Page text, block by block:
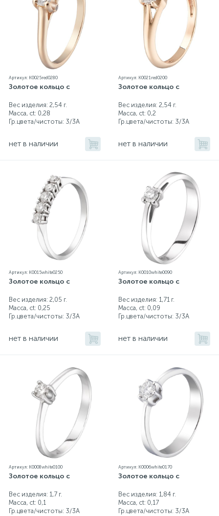
Артикул: K0025red0280
Золотое кольцо с
Вес изделия: 2,54 г.
Масса, ct: 0,28
Гр.цвета/чистоты: 3/3А
нет в наличии
Артикул: K0021red0200
Золотое кольцо с
Вес изделия: 2,54 г.
Масса, ct: 0,2
Гр.цвета/чистоты: 3/3А
нет в наличии
Артикул: K0015white0250
Золотое кольцо с
Вес изделия: 2,05 г.
Масса, ct: 0,25
Гр.цвета/чистоты: 3/3А
нет в наличии
Артикул: K0010white0090
Золотое кольцо с
Вес изделия: 1,71 г.
Масса, ct: 0,09
Гр.цвета/чистоты: 3/3А
нет в наличии
Артикул: K0008white0100
Золотое кольцо с
Вес изделия: 1,7 г.
Масса, ct: 0,1
Гр.цвета/чистоты: 3/3А
Артикул: K0006white0170
Золотое кольцо с
Вес изделия: 1,84 г.
Масса, ct: 0,17
Гр.цвета/чистоты: 3/3А